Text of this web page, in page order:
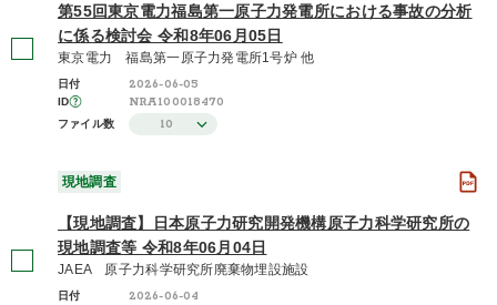
第55回東京電力福島第一原子力発電所における事故の分析
に係る検討会 令和8年06月05日
東京電力 福島第一原子力発電所1号炉 他
日付 2026-06-05
ID NRA100018470
ファイル数 10
現地調査
【現地調査】日本原子力研究開発機構原子力科学研究所の
現地調査等 令和8年06月04日
JAEA 原子力科学研究所廃棄物埋設施設
日付 2026-06-04